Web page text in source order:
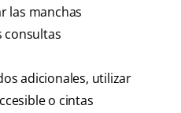
las manchas
consultas
adicionales, utilizar
o cintas